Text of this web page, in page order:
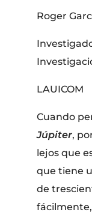
Roger
LAUICOM
Cuando
Júpiter,
lejos que
que tiene
de